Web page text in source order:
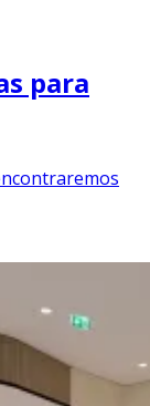
para